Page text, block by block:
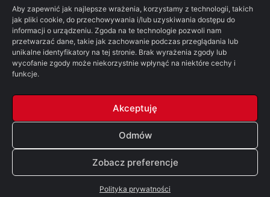
Aby zapewnić jak najlepsze wrażenia, korzystamy z technologii, takich
jak pliki cookie, do przechowywania i/lub uzyskiwania dostępu do
informacji o urządzeniu. Zgoda na te technologie pozwoli nam
przetwarzać dane, takie jak zachowanie podczas przeglądania lub
unikalne identyfikatory na tej stronie. Brak wyrażenia zgody lub
wycofanie zgody może niekorzystnie wpłynąć na niektóre cechy i
funkcje.
Akceptuję
Odmów
Zobacz preferencje
Polityka prywatności
Starcie Królów
Star Wars
Szalone Teorie
Tolkienowskie Q&A
Voo
Wieści z Cytadeli
Władca Pierścieni
X-Com 2 XCOM 2
© Copyright 2026, All Rights Reserved | FSGK.PL
Facebook
X YouTubeDiscord